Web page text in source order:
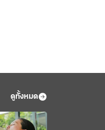
ดูทั้งหมด